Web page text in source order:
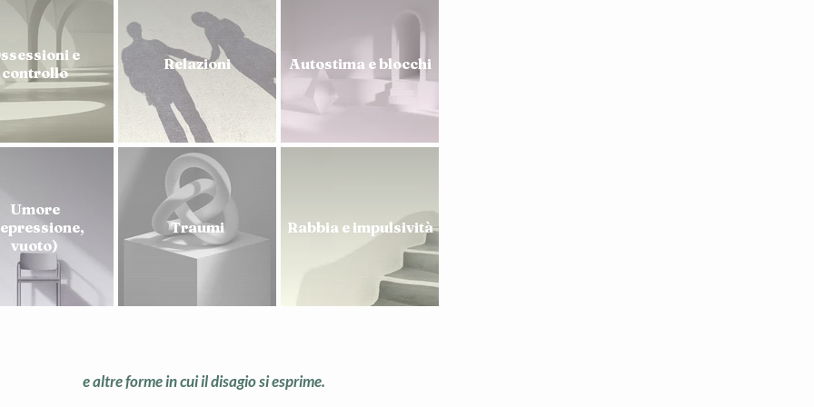
e
controllo
Umore
vuoto)
Relazioni
Traumi
Autostima e blocchi
Rabbia e impulsività
e altre forme in cui il disagio si esprime.